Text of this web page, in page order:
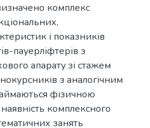
комплекс
і показників
пауерліфтерів з
апарату зі стажем
з аналогічним
фізичною
комплексного
занять